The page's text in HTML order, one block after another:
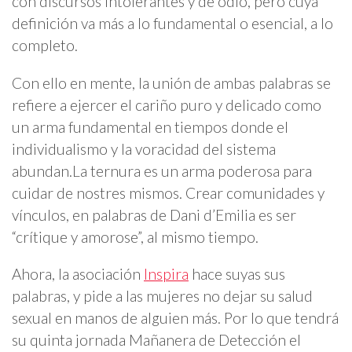
definición va más a lo fundamental o esencial, a lo
completo.
Con ello en mente, la unión de ambas palabras se
refiere a ejercer el cariño puro y delicado como
un arma fundamental en tiempos donde el
individualismo y la voracidad del sistema
abundan.La ternura es un arma poderosa para
cuidar de nostres mismos. Crear comunidades y
vínculos, en palabras de Dani d’Emilia es ser
“crítique y amorose”, al mismo tiempo.
Ahora, la asociación Inspira hace suyas sus
palabras, y pide a las mujeres no dejar su salud
sexual en manos de alguien más. Por lo que tendrá
su quinta jornada Mañanera de Detección el